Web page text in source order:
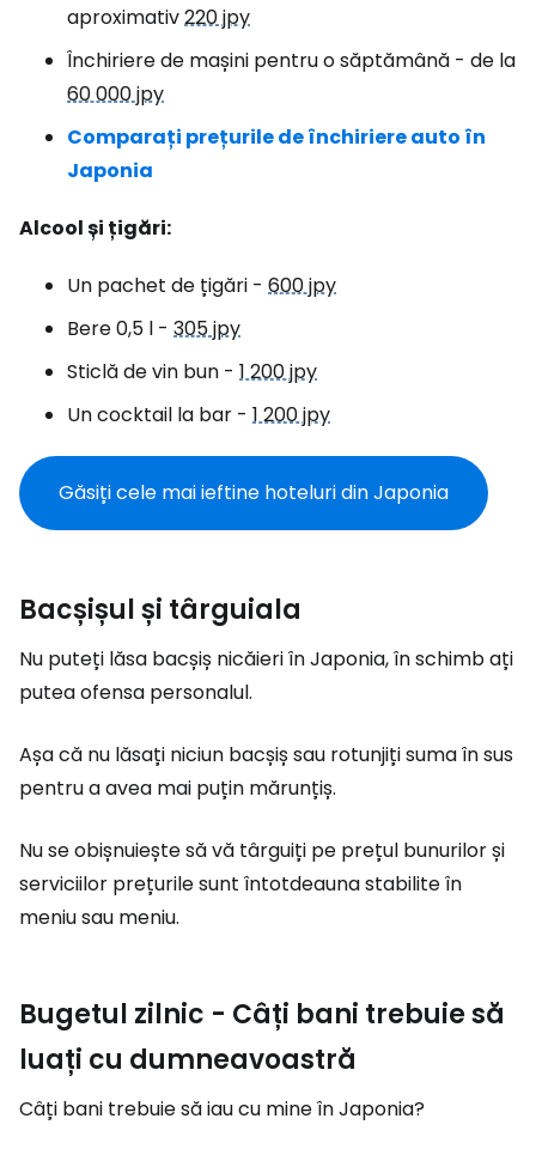
aproximativ220 jpy
Închiriere de mașini pentru o săptămână - de la
60 000 jpy
Comparați prețurile de închiriere auto în
Japonia
Alcool și țigări:
Un pachet de țigări - 600 jpy
Bere 0,5 l - 305 jpy
Sticlă de vin bun - 1 200 jpy
Un cocktail la bar - 1 200 jpy
Găsiți cele mai ieftine hoteluri din Japonia
Bacșișul și târguiala
Nu puteți lăsa bacșiș nicăieri în Japonia, în schimb ați
putea ofensa personalul.
Așa că nu lăsați niciun bacșiș sau rotunjiți suma în sus
pentru a avea mai puțin mărunțiș.
Nu se obișnuiește să vă târguiți pe prețul bunurilor și
serviciilor prețurile sunt întotdeauna stabilite în
meniu sau meniu.
Bugetul zilnic - Câți bani trebuie să
luați cu dumneavoastră
Câți bani trebuie să iau cu mine în Japonia?